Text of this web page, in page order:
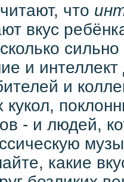
что
вкус
сильно
и
и
- и людей,
какие